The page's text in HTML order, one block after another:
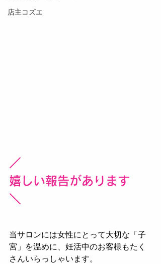
店主コズエ
／
嬉しい報告があります
＼
当サロンには女性にとって大切な「子
宮」を温めに、妊活中のお客様もたく
さんいらっしゃいます。